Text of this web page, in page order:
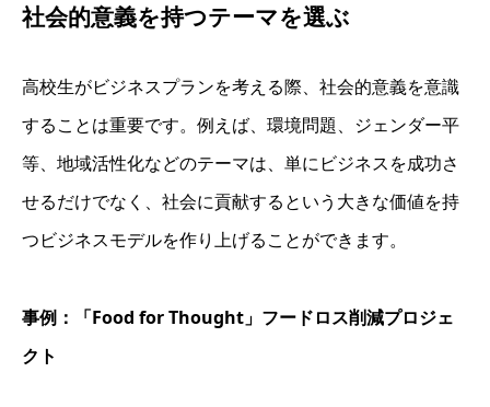
社会的意義を持つテーマを選ぶ
高校生がビジネスプランを考える際、社会的意義を意識
することは重要です。例えば、環境問題、ジェンダー平
等、地域活性化などのテーマは、単にビジネスを成功さ
せるだけでなく、社会に貢献するという大きな価値を持
つビジネスモデルを作り上げることができます。
事例：「Food for Thought」フードロス削減プロジェ
クト